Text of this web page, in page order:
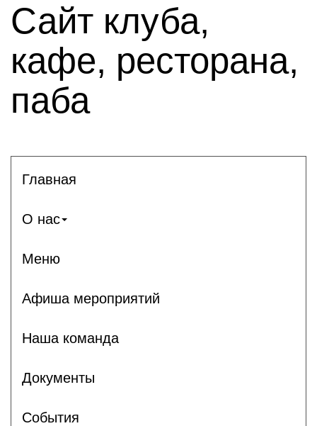
Сайт клуба,
кафе, ресторана,
паба
Главная
О нас
Меню
Афиша мероприятий
Наша команда
Документы
События